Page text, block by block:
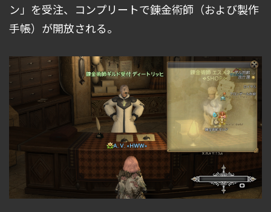
ン」を受注、コンプリートで錬金術師（および製作
手帳）が開放される。